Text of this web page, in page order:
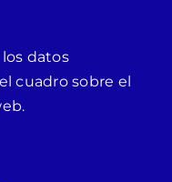
datos
cuadro sobre el